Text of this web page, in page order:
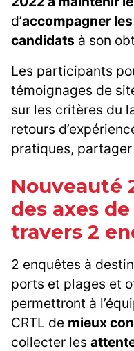
d’accompagner
candidats à son
Les participants
témoignages de
sur les critères du
retours
pratiques,
Nouveauté
des axes
travers 2
2 enquêtes à
ports et plages et
permettront à
CRTL de mieux
collecter les